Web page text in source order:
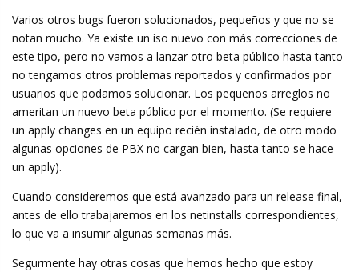
Varios otros bugs fueron solucionados, pequeños y que no se
notan mucho. Ya existe un iso nuevo con más correcciones de
este tipo, pero no vamos a lanzar otro beta público hasta tanto
no tengamos otros problemas reportados y confirmados por
usuarios que podamos solucionar. Los pequeños arreglos no
ameritan un nuevo beta público por el momento. (Se requiere
un apply changes en un equipo recién instalado, de otro modo
algunas opciones de PBX no cargan bien, hasta tanto se hace
un apply).
Cuando consideremos que está avanzado para un release final,
antes de ello trabajaremos en los netinstalls correspondientes,
lo que va a insumir algunas semanas más.
Segurmente hay otras cosas que hemos hecho que estoy